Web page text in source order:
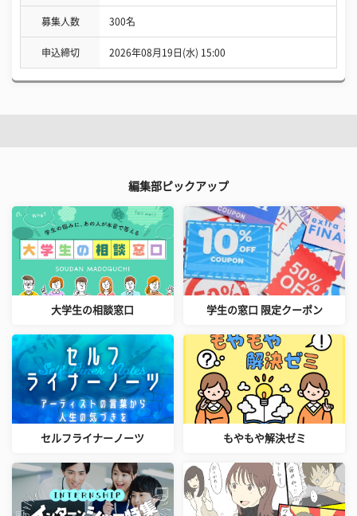
募集人数 300名
申込締切 2026年08月19日(水) 15:00
編集部ピックアップ
大学生の相談窓口 学生の窓口 限定クーポン
セルフライナーノーツ もやもや解決ゼミ